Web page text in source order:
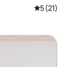
5 de uma
5 (21)